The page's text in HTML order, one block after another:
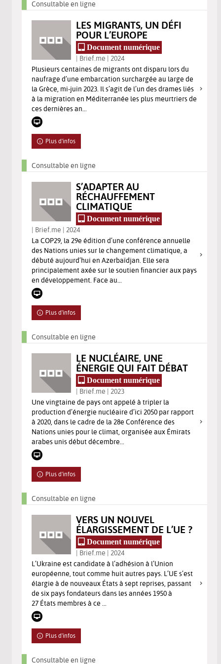
Consultable en ligne
LES MIGRANTS, UN DÉFI
POUR L’EUROPE
Document numérique
| Brief.me | 2024
Plusieurs centaines de migrants ont disparu lors du
naufrage d’une embarcation surchargée au large de
la Grèce, mi-juin 2023. Il s’agit de l’un des drames liés
à la migration en Méditerranée les plus meurtriers de
ces dernières an...
Plus d'infos
Consultable en ligne
S’ADAPTER AU
RÉCHAUFFEMENT
CLIMATIQUE
Document numérique
| Brief.me | 2024
La COP29, la 29e édition d’une conférence annuelle
des Nations unies sur le changement climatique, a
débuté aujourd’hui en Azerbaïdjan. Elle sera
principalement axée sur le soutien financier aux pays
en développement. Face au...
Plus d'infos
Consultable en ligne
LE NUCLÉAIRE, UNE
ÉNERGIE QUI FAIT DÉBAT
Document numérique
| Brief.me | 2023
Une vingtaine de pays ont appelé à tripler la
production d’énergie nucléaire d’ici 2050 par rapport
à 2020, dans le cadre de la 28e Conférence des
Nations unies pour le climat, organisée aux Émirats
arabes unis début décembre...
Plus d'infos
Consultable en ligne
VERS UN NOUVEL
ÉLARGISSEMENT DE L’UE ?
Document numérique
| Brief.me | 2024
L’Ukraine est candidate à l’adhésion à l’Union
européenne, tout comme huit autres pays. L’UE s’est
élargie à de nouveaux États à sept reprises, passant
de six pays fondateurs dans les années 1950 à
27 États membres à ce ...
Plus d'infos
Consultable en ligne